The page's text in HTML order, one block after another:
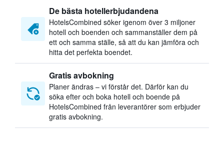
De bästa hotellerbjudandena
HotelsCombined söker igenom över 3 miljoner
hotell och boenden och sammanställer dem på
ett och samma ställe, så att du kan jämföra och
hitta det perfekta boendet.
Gratis avbokning
Planer ändras – vi förstår det. Därför kan du
söka efter och boka hotell och boende på
HotelsCombined från leverantörer som erbjuder
gratis avbokning.